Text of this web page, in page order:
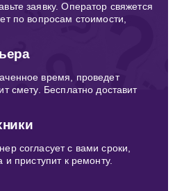
заявку. Оператор свяжется
по вопросам стоимости,
время, проведет
смету. Бесплатно доставит
согласует с вами сроки,
и приступит к ремонту.